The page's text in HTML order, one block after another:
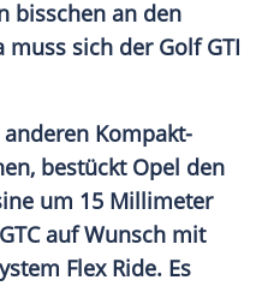
bisschen an den
muss sich der Golf GTI
Kompakt-
bestückt Opel den
um 15 Millimeter
GTC auf Wunsch mit
Flex Ride. Es